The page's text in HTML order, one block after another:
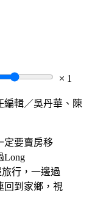
1
編輯／吳丹華、陳
定要賣房移
Long
行，一邊過
回到家鄉，視